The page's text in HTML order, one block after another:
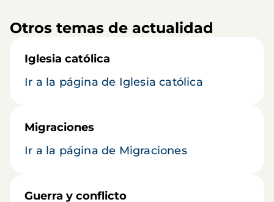
Otros temas de actualidad
Iglesia católica
Ir a la página de Iglesia católica
Migraciones
Ir a la página de Migraciones
Guerra y conflicto